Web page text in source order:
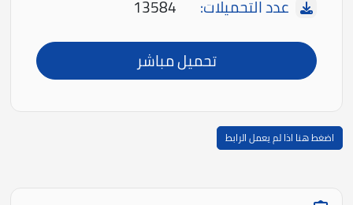
عدد التحميلات:
13584
تحميل مباشر
اضغط هنا اذا لم يعمل الرابط